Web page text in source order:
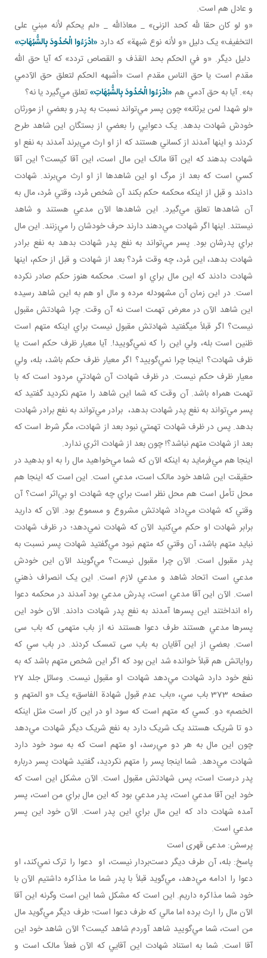
و عادل هم است.
«و لو كان حقا لله كحد الزنى» _ معاذالله _ «لم يحكم لأنه مبني على
التخفيف» يک دليل «و لأنه نوع شبهة» که دارد «ادْرَءُوا الْحُدُودَ بِالشُّبُهَاتِ»
دليل ديگر. «و في الحكم بحد القذف و القصاص تردد» که آيا حق الله
مقدم است يا حق الناس مقدم است «أشبهه الحكم لتعلق حق الآدمي
به». آيا به حق آدمي هم «ادْرَءُوا الْحُدُودَ بِالشُّبُهَاتِ»تعلق مي‌گيرد يا نه؟
«لو شهدا لمن يرثانه» چون پسر مي‌تواند نسبت به پدر و بعضي از مورثان
خودش شهادت بدهد. يک دعوايي را بعضي از بستگان اين شاهد طرح
کردند و اينها آمدند از کساني‌ هستند که از او ارث مي‌برند آمدند به نفع او
شهادت بدهند که اين آقا مالک اين مال است، اين آقا کيست؟ اين آقا
کسي است که بعد از مرگ او اين شاهدها از او ارث مي‌برند. شهادت
دادند و قبل از اينکه محکمه حکم بکند آن شخص مُرد، وقتي مُرد، مال به
آن شاهدها تعلق مي‌گيرد. اين شاهدها الآن مدعي‌ هستند و شاهد
نيستند. اينها اگر شهادت مي‌دهند دارند حرف خودشان را مي‌زنند. اين مال
براي پدرشان بود. پسر مي‌تواند به نفع پدر شهادت بدهد به نفع برادر
شهادت بدهد، اين مُرد، چه وقت مُرد؟ بعد از شهادت و قبل از حکم، اينها
شهادت دادند که اين مال براي او است. محکمه هنوز حکم صادر نکرده
است. در اين زمان آن مشهودله مرده و مال او هم به اين شاهد رسيده
اين شاهد الآن در معرض تهمت است نه آن وقت. چرا شهادتش مقبول
نيست؟ اگر قبلاً می­گفتيد شهادتش مقبول نيست براي اينکه متهم است
ظنين است بله، ولي اين را که نمي‌گوييد!. آيا معيار ظرف حکم است يا
ظرف شهادت؟ اينجا چرا نمي‌گوييد؟ اگر معيار ظرف حکم باشد، بله، ولي
معيار ظرف حکم نيست. در ظرف شهادت آن شهادتي مردود است که با
تهمت همراه باشد. آن وقت که شما اين شاهد را متهم نکرديد گفتيد که
پسر مي‌تواند به نفع پدر شهادت بدهد، برادر مي‌تواند به نفع برادر شهادت
بدهد. پس در ظرف شهادت تهمتي نبود بعد از شهادت، مگر شرط است که
بعد از شهادت متهم نباشد؟! چون بعد از شهادت اثري ندارد.
اينجا هم مي‌فرمايد به اينکه الآن که شما مي‌خواهيد مال را به او بدهيد در
حقيقت اين شاهد خود مالک است، مدعي است. اين است که اينجا هم
محل تأمل است هم محل نظر است براي چه شهادت او بي‌اثر است؟ آن
وقتي که شهادت مي‌داد شهادتش مشروع و مسموع بود. الآن که داريد
برابر شهادت او حکم مي‌کنيد الآن که شهادت نمي‌دهد؛ در ظرف شهادت
نبايد متهم باشد، آن وقتي که متهم نبود مي‌گفتيد شهادت پسر نسبت به
پدر مقبول است. الآن چرا مقبول نيست؟ مي‌گويند الآن اين خودش
مدعي است اتحاد شاهد و مدعي لازم است. اين يک انصراف ذهني
است. الآن اين آقا مدعي است، پدرش مدعي بود آمدند در محکمه دعوا
راه انداختند اين پسرها آمدند به نفع پدر شهادت دادند. الآن خود اين
پسرها مدعي‌ هستند طرف دعوا هستند نه از باب متهمی که باب سی
است. بعضي از اين آقايان به باب سی تمسک کردند. در باب سي که
رواياتش هم قبلاً خوانده شد اين بود که اگر اين شخص متهم باشد که به
نفع خود دارد شهادت مي‌دهد شهادت او مقبول نيست. وسائل جلد 27
صفحه 373 باب سي، «باب عدم قبول شهادة الفاسق» يک «و المتهم و
الخصم» دو. کسي که متهم است که سود او در اين کار است مثل اينکه
دو تا شريک‌ هستند يک شريک دارد به نفع شريک ديگر شهادت مي‌دهد
چون اين مال به هر دو مي‌رسد، او متهم است که به سود خود دارد
شهادت مي‌دهد. شما اينجا پسر را متهم نکرديد، گفتيد شهادت پسر درباره
پدر درست است، پس شهادتش مقبول است. الآن مشکل اين است که
خود اين آقا مدعي است، پدر مدعي بود که اين مال براي من است، پسر
آمده شهادت داد که اين مال براي اين پدر است. الآن خود اين پسر
مدعي است.
پرسش: مدعی قهری است
پاسخ: بله، آن طرف ديگر دست‌بردار نيست، او دعوا را ترک نمي‌کند، او
دعوا را ادامه مي‌دهد، مي‌گويد قبلاً با پدر شما ما مذاکره داشتيم الآن با
خود شما مذاکره داريم. اين است که مشکل شما اين است وگرنه اين آقا
الآن مال را ارث برده اما مالي که طرف دعوا است؛ طرف ديگر مي‌گويد مال
من است، شما مي‌گوييد شاهد آوردم شاهد کيست؟ الآن شاهد خود اين
آقا است. شما به استناد شهادت اين آقايي که الآن فعلاً مالک است و